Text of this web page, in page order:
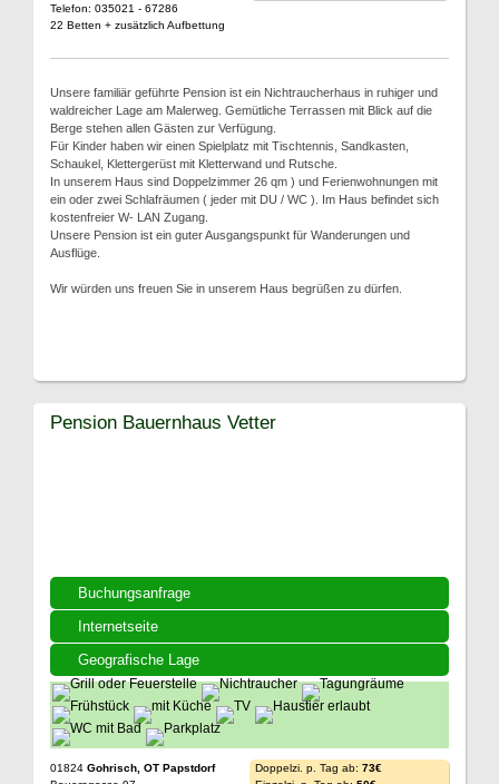
Telefon: 035021 - 67286
22 Betten + zusätzlich Aufbettung
Unsere familiär geführte Pension ist ein Nichtraucherhaus in ruhiger und
waldreicher Lage am Malerweg. Gemütliche Terrassen mit Blick auf die
Berge stehen allen Gästen zur Verfügung.
Für Kinder haben wir einen Spielplatz mit Tischtennis, Sandkasten,
Schaukel, Klettergerüst mit Kletterwand und Rutsche.
In unserem Haus sind Doppelzimmer 26 qm ) und Ferienwohnungen mit
ein oder zwei Schlafräumen ( jeder mit DU / WC ). Im Haus befindet sich
kostenfreier W- LAN Zugang.
Unsere Pension ist ein guter Ausgangspunkt für Wanderungen und
Ausflüge.
Wir würden uns freuen Sie in unserem Haus begrüßen zu dürfen.
Buchungsanfrage
Internetseite
Geografische Lage
Pension Bauernhaus Vetter
01824 Gohrisch, OT Papstdorf
Doppelzi. p. Tag ab: 73€